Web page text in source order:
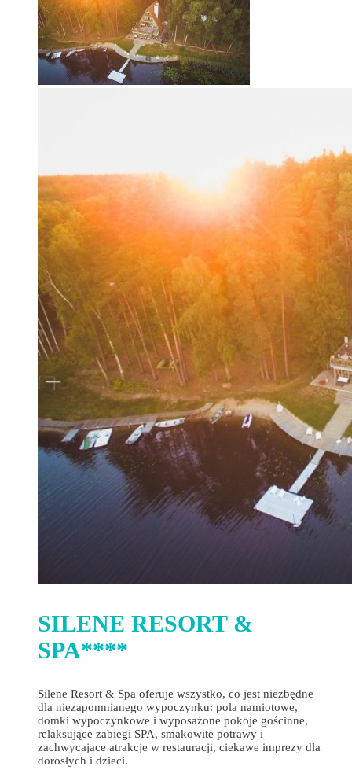
SILENE RESORT &
SPA****
Silene Resort & Spa oferuje wszystko, co jest niezbędne
dla niezapomnianego wypoczynku: pola namiotowe,
domki wypoczynkowe i wyposażone pokoje gościnne,
relaksujące zabiegi SPA, smakowite potrawy i
zachwycające atrakcje w restauracji, ciekawe imprezy dla
dorosłych i dzieci.